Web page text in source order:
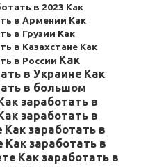
в 2023 Как
в Армении Как
в Грузии Как
в Казахстане Как
в России Как
в Украине Как
в большом
заработать в
заработать в
Как заработать в
Как заработать в
Как заработать в